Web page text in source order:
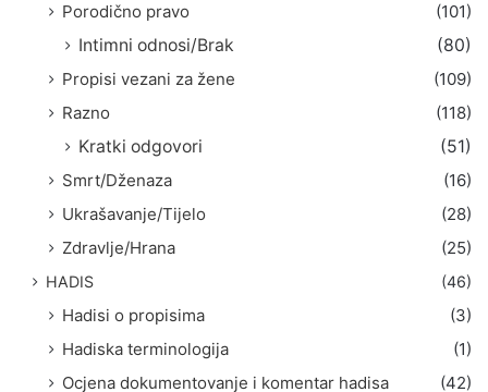
Porodično pravo
(101)
Intimni odnosi/Brak
(80)
Propisi vezani za žene
(109)
Razno
(118)
Kratki odgovori
(51)
Smrt/Dženaza
(16)
Ukrašavanje/Tijelo
(28)
Zdravlje/Hrana
(25)
HADIS (46)
Hadisi o propisima
(3)
Hadiska terminologija
(1)
Ocjena dokumentovanje i komentar hadisa
(42)